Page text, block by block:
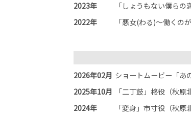
2023年
「しょうもない僕らの
2022年
「悪女(わる)〜働くの
2026年02月 ショートムービー「あ
2025年10月
「二丁鼓」柊役（秋原
2024年
「変身」市寸役（秋原